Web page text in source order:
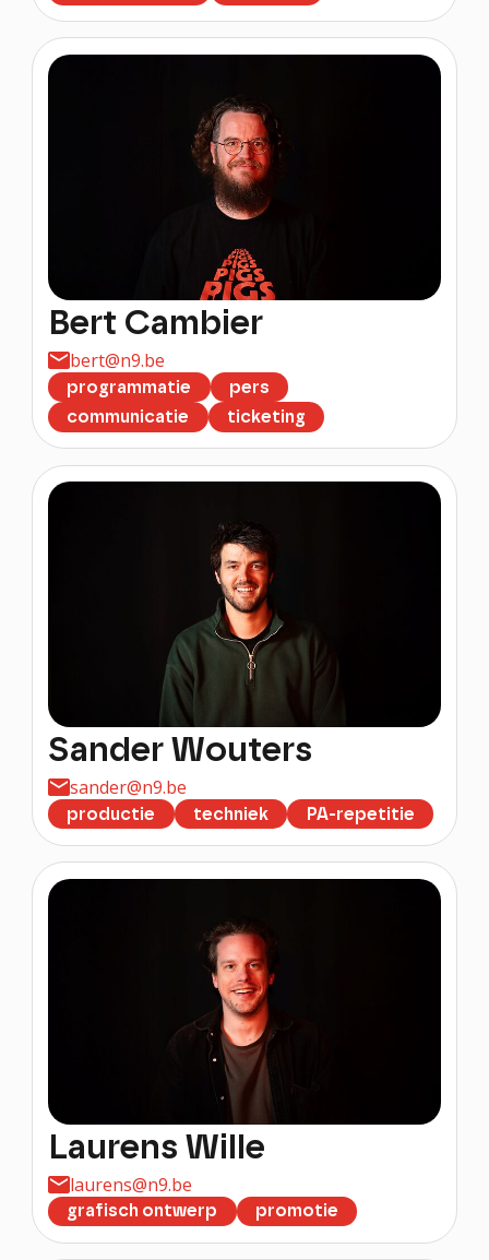
Bert Cambier
bert@n9.be
programmatie
pers
communicatie
ticketing
Sander Wouters
sander@n9.be
productie techniek PA-repetitie
Laurens Wille
laurens@n9.be
grafisch ontwerp promotie